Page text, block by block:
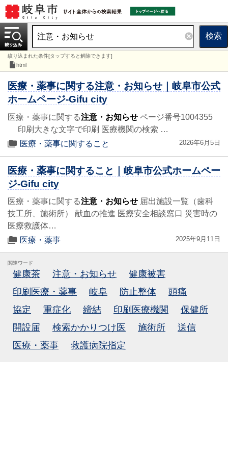
検索
絞り込まれた条件[タップすると解除できます]
html
医療・薬事に関する注意・お知らせ｜岐阜市公式
ホームページ-Gifu city
医療・薬事に関する注意・お知らせ ページ番号1004355
印刷大きな文字で印刷 医療機関の検索 …
医療・薬事に関すること
2026年6月5日
医療・薬事に関すること｜岐阜市公式ホームペー
ジ-Gifu city
医療・薬事に関する注意・お知らせ 届出施設一覧（歯科
技工所、施術所） 献血の推進 医療安全相談窓口 災害時の
医療救護体…
医療・薬事
2025年9月11日
関連ワード
健康茶 注意・お知らせ
健康被害
印刷医療・薬事
岐阜 防止整体
頭痛
協定
重症化 締結 印刷医療機関
保健所
開設届
検索かかりつけ医 施術所
送信
医療・薬事
救護病院指定